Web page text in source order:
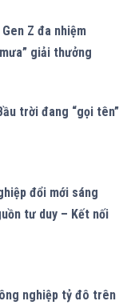
Z đa nhiệm
giải thưởng
trời đang “gọi tên”
đổi mới sáng
tư duy – Kết nối
nghiệp tỷ đô trên